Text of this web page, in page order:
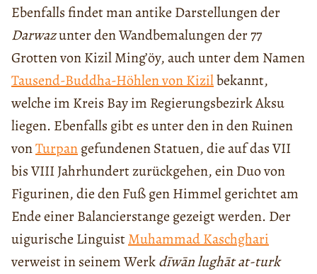
Ebenfalls findet man antike Darstellungen der
Darwazunter den Wandbemalungen der 77
Grotten von Kizil Ming’öy, auch unter dem Namen
Tausend-Buddha-Höhlen von Kizilbekannt,
welche im Kreis Bay im Regierungsbezirk Aksu
liegen. Ebenfalls gibt es unter den in den Ruinen
vonTurpangefundenen Statuen, die auf das VII
bis VIII Jahrhundert zurückgehen, ein Duo von
Figurinen, die den Fuß gen Himmel gerichtet am
Ende einer Balancierstange gezeigt werden. Der
uigurische LinguistMuhammad Kaschghari
verweist in seinem Werkdīwān lughāt at-turk